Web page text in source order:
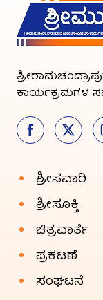
ಕಾರ್ಯಕ್ರಮಗಳ
ಶ್ರೀಸವಾರಿ
ಶ್ರೀಸೂಕ್ತಿ
ಚಿತ್ರವಾರ್ತೆ
ಪ್ರಕಟಣೆ
ಸಂಘಟನೆ